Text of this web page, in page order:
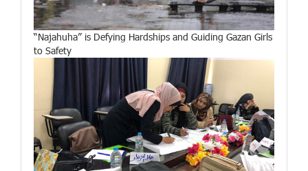
“Najahuha” is Defying Hardships and Guiding Gazan Girls
to Safety